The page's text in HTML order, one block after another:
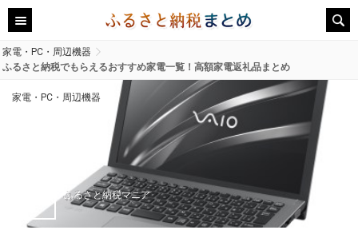
家電・PC・周辺機器
ふるさと納税でもらえるおすすめ家電一覧！高額家電返礼品まとめ
家電・PC・周辺機器
ふるさと納税マニア